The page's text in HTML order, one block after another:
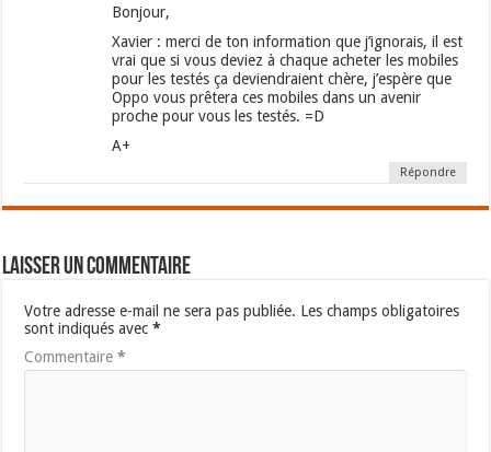
Bonjour,
Xavier : merci de ton information que j’ignorais, il est
vrai que si vous deviez à chaque acheter les mobiles
pour les testés ça deviendraient chère, j’espère que
Oppo vous prêtera ces mobiles dans un avenir
proche pour vous les testés. =D
A+
Répondre
Laisser un commentaire
Votre adresse e-mail ne sera pas publiée. Les champs obligatoires
sont indiqués avec*
Commentaire*